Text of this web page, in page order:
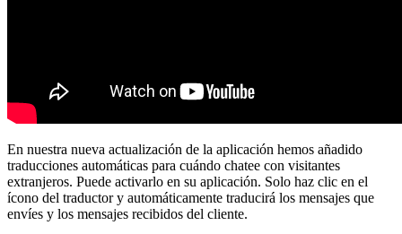
En nuestra nueva actualización de la aplicación hemos añadido
traducciones automáticas para cuándo chatee con visitantes
extranjeros. Puede activarlo en su aplicación. Solo haz clic en el
ícono del traductor y automáticamente traducirá los mensajes que
envíes y los mensajes recibidos del cliente.